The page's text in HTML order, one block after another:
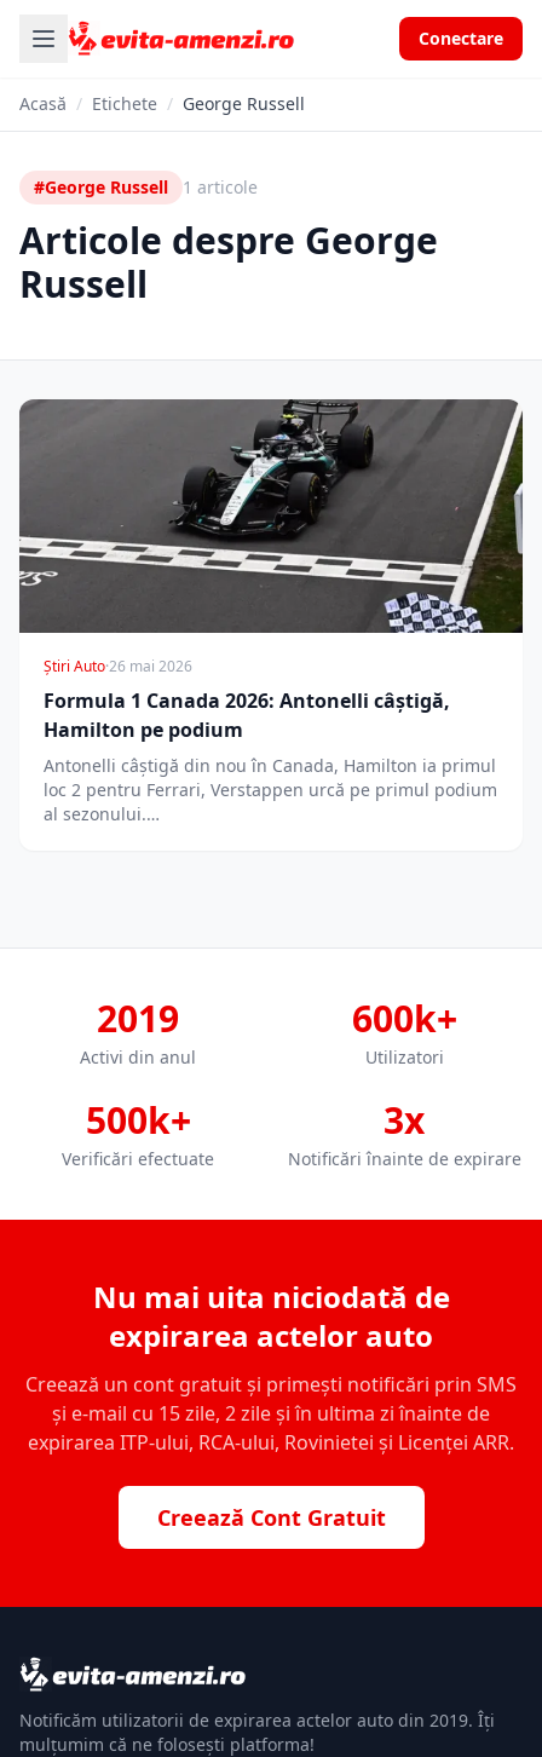
Conectare
Acasă / Etichete / George Russell
#George Russell 1 articole
Articole despre George
Russell
Știri Auto·26 mai 2026
Formula 1 Canada 2026: Antonelli câștigă,
Hamilton pe podium
Antonelli câștigă din nou în Canada, Hamilton ia primul
loc 2 pentru Ferrari, Verstappen urcă pe primul podium
al sezonului.…
2019
Activi din anul
600k+
Utilizatori
500k+
Verificări efectuate
3x
Notificări înainte de expirare
Nu mai uita niciodată de
expirarea actelor auto
Creează un cont gratuit și primești notificări prin SMS
și e-mail cu 15 zile, 2 zile și în ultima zi înainte de
expirarea ITP-ului, RCA-ului, Rovinietei și Licenței ARR.
Creează Cont Gratuit
Notificăm utilizatorii de expirarea actelor auto din 2019. Îți
mulțumim că ne folosești platforma!